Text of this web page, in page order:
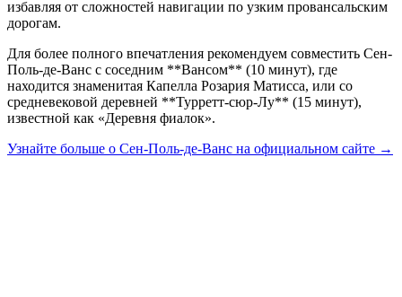
избавляя от сложностей навигации по узким провансальским
дорогам.
Для более полного впечатления рекомендуем совместить Сен-
Поль-де-Ванс с соседним **Вансом** (10 минут), где
находится знаменитая Капелла Розария Матисса, или со
средневековой деревней **Турретт-сюр-Лу** (15 минут),
известной как «Деревня фиалок».
Узнайте больше о Сен-Поль-де-Ванс на официальном сайте →